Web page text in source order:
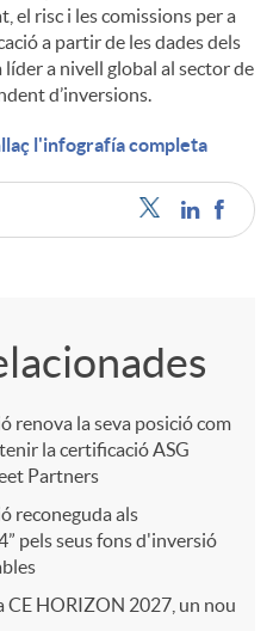
el risc i les comissions per a
a partir de les dades dels
líder a nivell global al sector de
d’inversions.
l'infografía completa
renova la seva posició com
la certificació ASG
Partners
reconeguda als
pels seus fons d'inversió
CE HORIZON 2027, un nou